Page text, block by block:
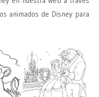
animados de Disney para